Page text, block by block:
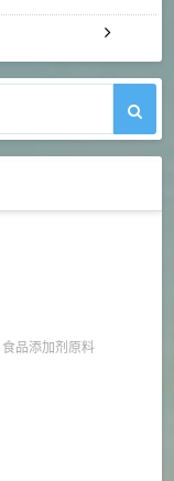
食品添加剂原料